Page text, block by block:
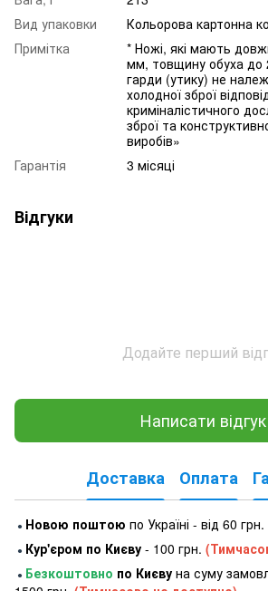
Вид упаковки
Кольорова картонна
Примітка
* Ножі, які мають
мм, товщину обуха до
гарди (утику) не
холодної зброї
криміналістичного
зброї та
виробів»
Гарантія
3 місяці
Відгуки
Додайте перший
Написати відгук
Доставка Оплата
● Новою поштою по Україні - від 60 грн.
● Кур'єром по Києву - 100 грн.
● Безкоштовно по Києву на суму